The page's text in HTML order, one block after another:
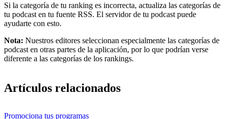
Si la categoría de tu ranking es incorrecta, actualiza las categorías de
tu podcast en tu fuente RSS. El servidor de tu podcast puede
ayudarte con esto.
Nota: Nuestros editores seleccionan especialmente las categorías de
podcast en otras partes de la aplicación, por lo que podrían verse
diferente a las categorías de los rankings.
Artículos relacionados
Promociona tus programas